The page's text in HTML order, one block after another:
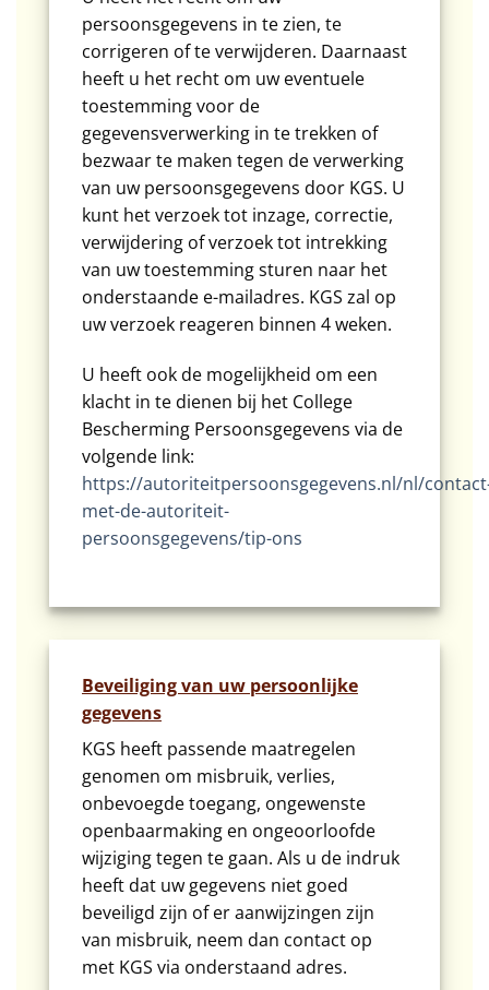
persoonsgegevens in te zien, te
corrigeren of te verwijderen. Daarnaast
heeft u het recht om uw eventuele
toestemming voor de
gegevensverwerking in te trekken of
bezwaar te maken tegen de verwerking
van uw persoonsgegevens door KGS. U
kunt het verzoek tot inzage, correctie,
verwijdering of verzoek tot intrekking
van uw toestemming sturen naar het
onderstaande e-mailadres. KGS zal op
uw verzoek reageren binnen 4 weken.
U heeft ook de mogelijkheid om een
klacht in te dienen bij het College
Bescherming Persoonsgegevens via de
volgende link:
https://autoriteitpersoonsgegevens.nl/nl/
met-de-autoriteit-
persoonsgegevens/tip-ons
Beveiliging van uw persoonlijke
gegevens
KGS heeft passende maatregelen
genomen om misbruik, verlies,
onbevoegde toegang, ongewenste
openbaarmaking en ongeoorloofde
wijziging tegen te gaan. Als u de indruk
heeft dat uw gegevens niet goed
beveiligd zijn of er aanwijzingen zijn
van misbruik, neem dan contact op
met KGS via onderstaand adres.